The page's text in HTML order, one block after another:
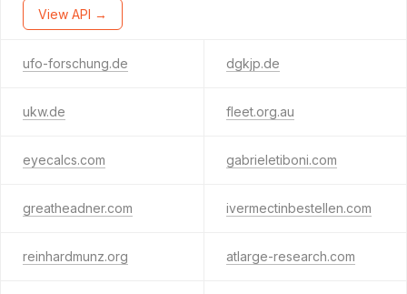
View API →
ufo-forschung.de dgkjp.de
ukw.de fleet.org.au
eyecalcs.com gabrieletiboni.com
greatheadner.com ivermectinbestellen.com
reinhardmunz.org atlarge-research.com